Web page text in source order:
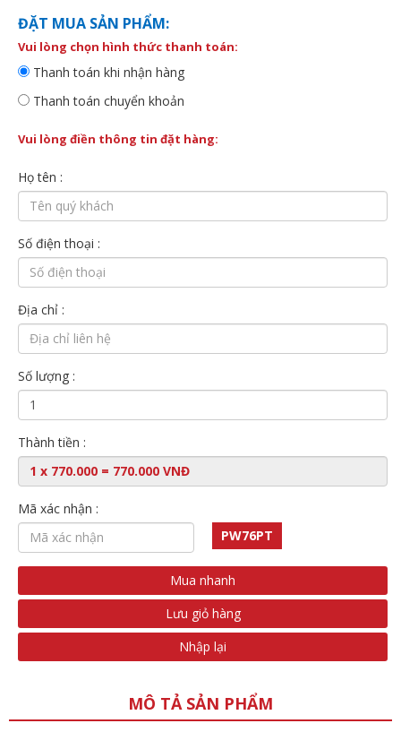
ĐẶT MUA SẢN PHẨM:
Vui lòng chọn hình thức thanh toán:
Thanh toán khi nhận hàng
Thanh toán chuyển khoản
Vui lòng điền thông tin đặt hàng:
Họ tên :
Số điện thoại :
Địa chỉ :
Số lượng :
Thành tiền :
Mã xác nhận :
PW76PT
Mua nhanh
Lưu giỏ hàng
Nhập lại
MÔ TẢ SẢN PHẨM